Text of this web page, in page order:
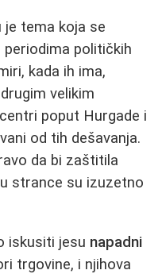
je tema koja se
političkih
kada ih ima,
velikim
poput Hurgade i
od tih dešavanja.
da bi zaštitila
strance su izuzetno
iskusiti jesu napadni
trgovine, i njihova